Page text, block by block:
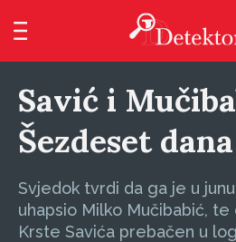
Savić i
Šezdeset
Svjedok tvrdi da ga je u
uhapsio Milko Mučibabić,
Krste Savića prebačen u